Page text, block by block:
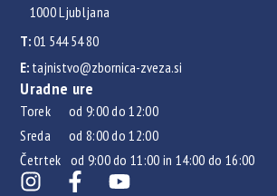
1000 Ljubljana
T:01 544 54 80
E: tajnistvo@zbornica-zveza.si
Uradne ure
Torek od 9:00 do 12:00
Sreda od 8:00 do 12:00
Četrtek od 9:00 do 11:00 in 14:00 do 16:00